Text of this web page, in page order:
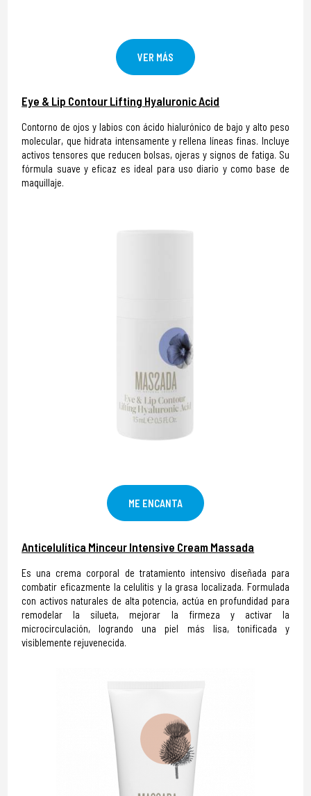
VER MÁS
Eye & Lip Contour Lifting Hyaluronic Acid
Contorno de ojos y labios con ácido hialurónico de bajo y alto peso
molecular, que hidrata intensamente y rellena líneas finas. Incluye
activos tensores que reducen bolsas, ojeras y signos de fatiga. Su
fórmula suave y eficaz es ideal para uso diario y como base de
maquillaje.
ME ENCANTA
Anticelulítica Minceur Intensive Cream Massada
Es una crema corporal de tratamiento intensivo diseñada para
combatir eficazmente la celulitis y la grasa localizada. Formulada
con activos naturales de alta potencia, actúa en profundidad para
remodelar la silueta, mejorar la firmeza y activar la
microcirculación, logrando una piel más lisa, tonificada y
visiblemente rejuvenecida.